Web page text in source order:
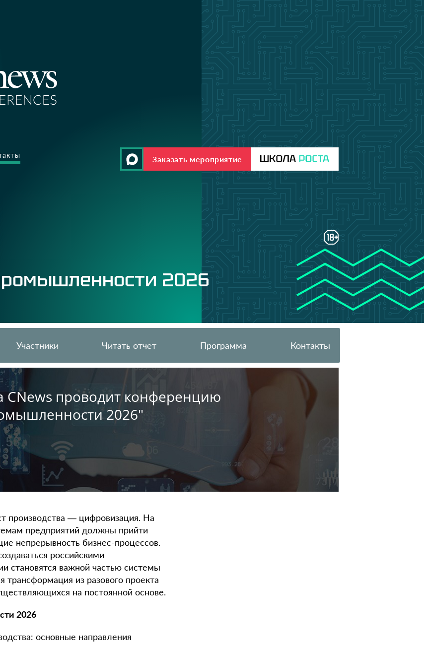
Заказать мероприятие
2026
Участники Читать отчет Программа Контакты
CNews проводит конференцию
2026"
производства — цифровизация. На
предприятий должны прийти
непрерывность бизнес-процессов.
российскими
становятся важной частью системы
из разового проекта
на постоянной основе.
2026
основные направления